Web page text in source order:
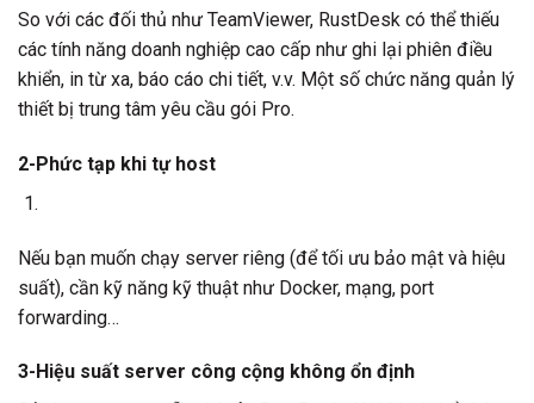
So với các đối thủ như TeamViewer, RustDesk có thể thiếu
các tính năng doanh nghiệp cao cấp như ghi lại phiên điều
khiển, in từ xa, báo cáo chi tiết, v.v. Một số chức năng quản lý
thiết bị trung tâm yêu cầu gói Pro.
2-Phức tạp khi tự host
Nếu bạn muốn chạy server riêng (để tối ưu bảo mật và hiệu
suất), cần kỹ năng kỹ thuật như Docker, mạng, port
forwarding…
3-Hiệu suất server công cộng không ổn định